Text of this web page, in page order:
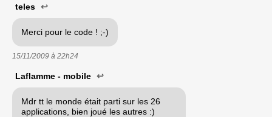
teles ↩
Merci pour le code ! ;-)
15/11/2009 à 22h24
Laflamme - mobile ↩
Mdr tt le monde était parti sur les 26
applications, bien joué les autres :)